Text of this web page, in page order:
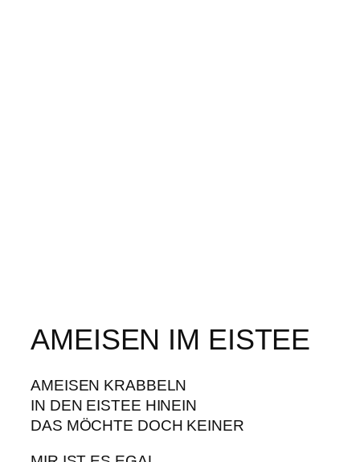
AMEISEN IM EISTEE
AMEISEN KRABBELN
IN DEN EISTEE HINEIN
DAS MÖCHTE DOCH KEINER